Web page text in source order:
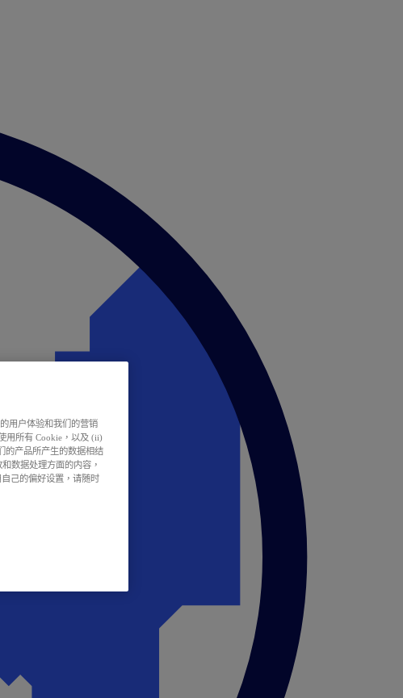
用户体验和我们的营销
用所有 Cookie，以及 (ii)
的产品所产生的数据相结
数据处理方面的内容，
己的偏好设置，请随时